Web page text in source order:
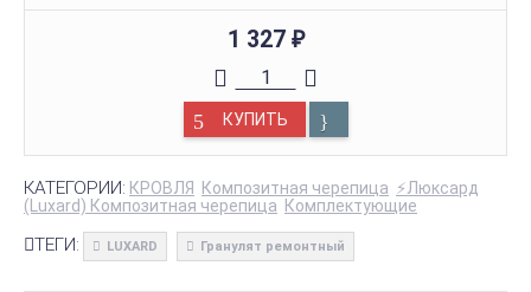
1 327 ₽
КУПИТЬ
КАТЕГОРИИ: КРОВЛЯ Композитная черепица ⚡Люксард
(Luxard) Композитная черепица Комплектующие
ТЕГИ: LUXARD Гранулят ремонтный